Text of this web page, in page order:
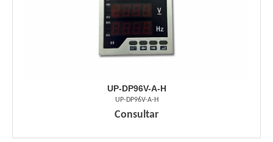
UP-DP96V-A-H
UP-DP96V-A-H
Consultar